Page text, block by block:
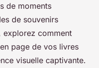
de moments
de souvenirs
explorez comment
page de vos livres
visuelle captivante.